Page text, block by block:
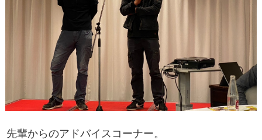
先輩からのアドバイスコーナー。